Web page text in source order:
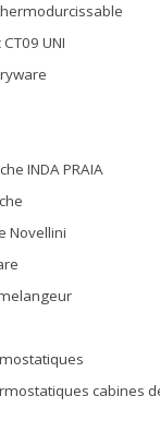
UNI
INDA PRAIA
Novellini
cabines